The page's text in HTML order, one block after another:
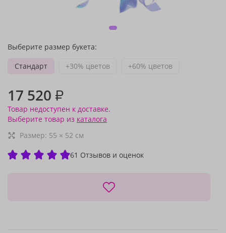
Выберите размер букета:
Стандарт
+30% цветов +60% цветов
17 520 ₽
Товар недоступен к доставке.
Выберите товар из каталога
Размер: 55 × 52 см
61 Отзывов и оценок